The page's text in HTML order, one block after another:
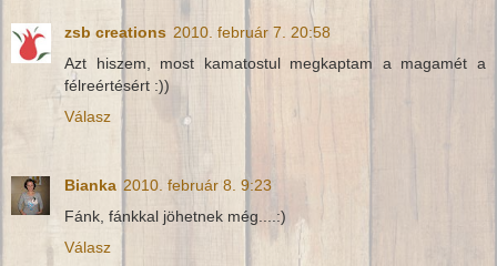
zsb creations 2010. február 7. 20:58
Azt hiszem, most kamatostul megkaptam a magamét a
félreértésért :))
Válasz
Bianka 2010. február 8. 9:23
Fánk, fánkkal jöhetnek még....:)
Válasz